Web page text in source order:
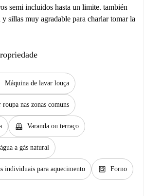
semi incluidos hasta un limite. también
y sillas muy agradable para charlar tomar la
Máquina de lavar louça
nas zonas comuns
balcony Varanda ou terraço
a gás natural
individuais para aquecimento oven_gen Forno